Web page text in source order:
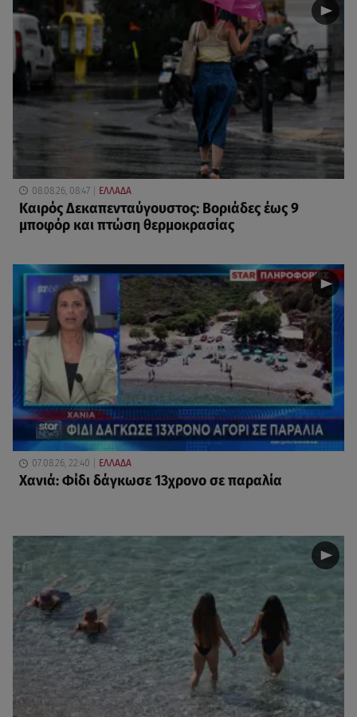
08.08.26, 08:47 ΕΛΛΑΔΑ
Καιρός Δεκαπενταύγουστος: Βοριάδες έως 9
μποφόρ και πτώση θερμοκρασίας
07.08.26, 22:40 ΕΛΛΑΔΑ
Χανιά: Φίδι δάγκωσε 13χρονο σε παραλία